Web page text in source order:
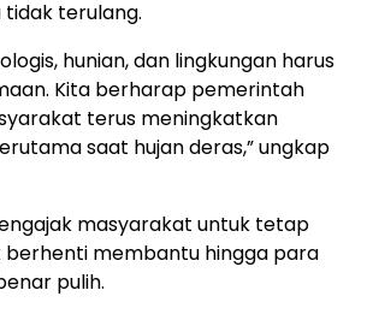
tidak terulang.
hunian, dan lingkungan harus
Kita berharap pemerintah
terus meningkatkan
saat hujan deras,” ungkap
masyarakat untuk tetap
berhenti membantu hingga para
pulih.